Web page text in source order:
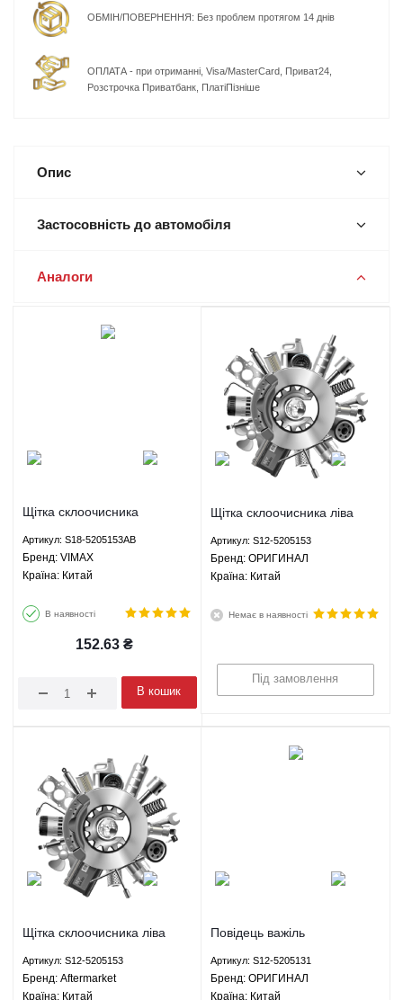
ОБМІН/ПОВЕРНЕННЯ: Без проблем протягом 14 днів
ОПЛАТА - при отриманні, Visa/MasterCard, Приват24,
Розстрочка Приватбанк, ПлатіПізніше
Опис
Застосовність до автомобіля
Аналоги
Щітка склоочисника
5205153AB VIMAX
Артикул: S18-5205153AB
Брeнд: VIMAX
Країна: Китай
В наявності
152.63 ₴
В кошик
Щітка склоочисника ліва
5205153 ОРИГИНАЛ
Артикул: S12-5205153
Брeнд: ОРИГИНАЛ
Країна: Китай
Немає в наявності
Під замовлення
Щітка склоочисника ліва
5205153 Aftermarket
Артикул: S12-5205153
Брeнд: Aftermarket
Країна: Китай
Повідець важіль
Кімо Chery Kimo - S12-
5205131 ОРИГИНАЛ
Артикул: S12-5205131
Брeнд: ОРИГИНАЛ
Країна: Китай